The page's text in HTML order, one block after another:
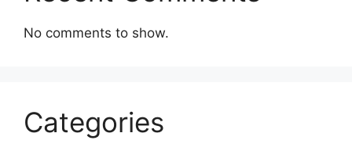
No comments to show.
Categories